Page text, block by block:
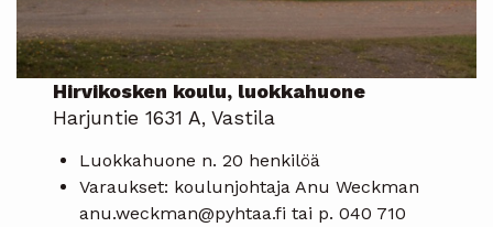
Hirvikosken koulu, luokkahuone
Harjuntie 1631 A, Vastila
Luokkahuone n. 20 henkilöä
Varaukset: koulunjohtaja Anu Weckman
anu.weckman@pyhtaa.fi tai p. 040 710